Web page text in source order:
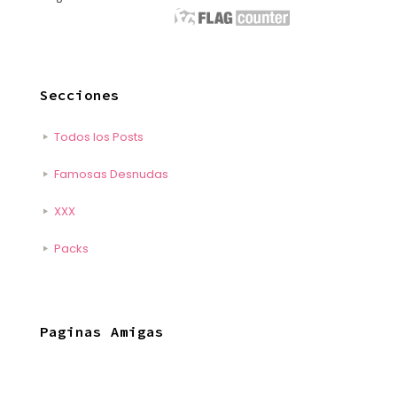
Secciones
Todos los Posts
Famosas Desnudas
XXX
Packs
Paginas Amigas